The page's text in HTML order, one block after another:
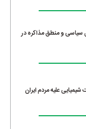
سیاسی و منطق مذاکره در
علیه مردم ایران